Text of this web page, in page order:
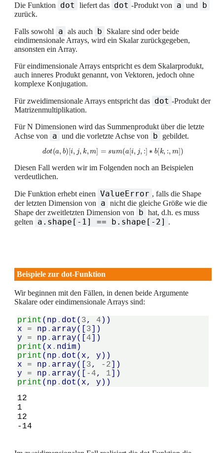
Die Funktion dot liefert das dot -Produkt von a und b
zurück.
Falls sowohl a als auch b
Skalare sind oder beide
eindimensionale Arrays, wird ein Skalar zurückgegeben,
ansonsten ein Array.
Für eindimensionale Arrays entspricht es dem Skalarprodukt,
auch inneres Produkt genannt, von Vektoren, jedoch ohne
komplexe Konjugation.
Für zweidimensionale Arrays entspricht das dot -Produkt der
Matrizenmultiplikation.
Für N Dimensionen wird das Summenprodukt über die letzte
Achse von
a und die vorletzte Achse von b gebildet.
do (a,b [ j, k,m um(a[i,j, ]∗b [ k,:,m] )
Diesen Fall werden wir im Folgenden noch an Beispielen
verdeutlichen.
Die Funktion erhebt einen ValueError , falls die Shape
der letzten Dimension von
a nicht die gleiche Größe wie die
Shape der zweitletzten Dimension von
b hat, d.h. es muss
gelten
a.shape[-1] == b.shape[-2] .
Beispiele zur dot-Funktion
Wir beginnen mit den Fällen, in denen beide Argumente
Skalare oder eindimensionale Arrays sind:
print ( np . dot ( 3, 4 ))
x
= np . array([ 3 ])
y
= np . array([4 ])
print ( x . ndim )
print ( np . dot ( x, y ))
x
= np . array([ 3, - 2 ])
y
= np . array([ -4, 1 ])
print ( np . dot ( x, y ))
12
1
12